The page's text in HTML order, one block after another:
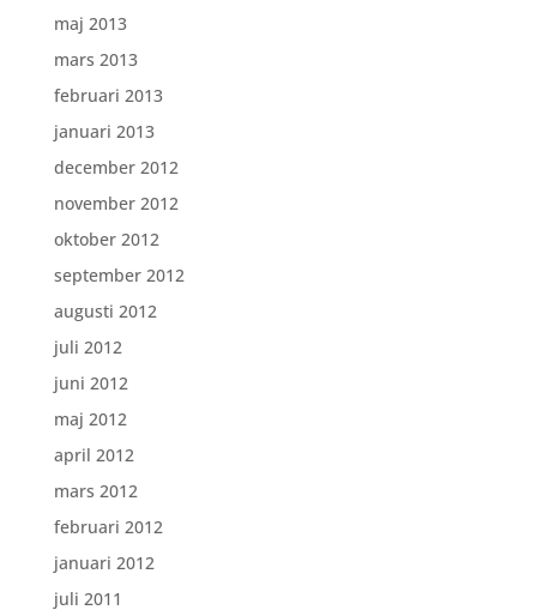
maj 2013
mars 2013
februari 2013
januari 2013
december 2012
november 2012
oktober 2012
september 2012
augusti 2012
juli 2012
juni 2012
maj 2012
april 2012
mars 2012
februari 2012
januari 2012
juli 2011